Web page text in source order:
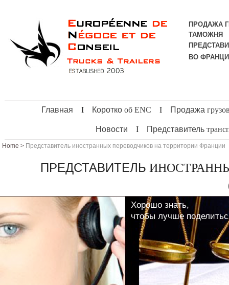
ПРОДАЖА
ТАМОЖНЯ
ВО
ПРЕДСТАВИТЕЛЬ
Главная I Коротко об ENC I Продажа
Новости I Представитель
Home > Представитель иностранных переводчиков на территории Франции
Хорошо знать,
чтобы лучше